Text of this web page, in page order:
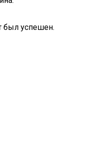
был успешен.